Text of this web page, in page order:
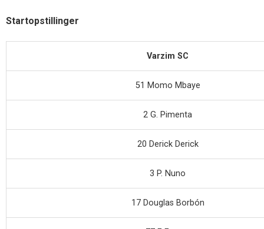
Startopstillinger
Varzim SC
51 Momo Mbaye
2 G. Pimenta
20 Derick Derick
3 P. Nuno
17 Douglas Borbón